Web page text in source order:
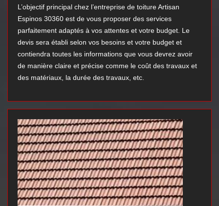
L’objectif principal chez l’entreprise de toiture Artisan
Espinos 30360 est de vous proposer des services
parfaitement adaptés à vos attentes et votre budget. Le
devis sera établi selon vos besoins et votre budget et
contiendra toutes les informations que vous devrez avoir
de manière claire et précise comme le coût des travaux et
des matériaux, la durée des travaux, etc.